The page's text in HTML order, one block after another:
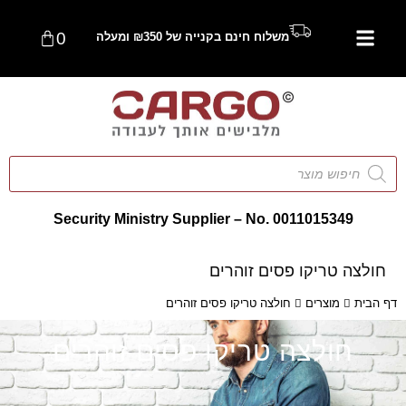
משלוח חינם בקנייה של ₪350 ומעלה 0
Security Ministry Supplier – No. 0011015349
חולצה טריקו פסים זוהרים
דף הבית מוצרים חולצה טריקו פסים זוהרים
חולצה טריקו פסים זוהרים